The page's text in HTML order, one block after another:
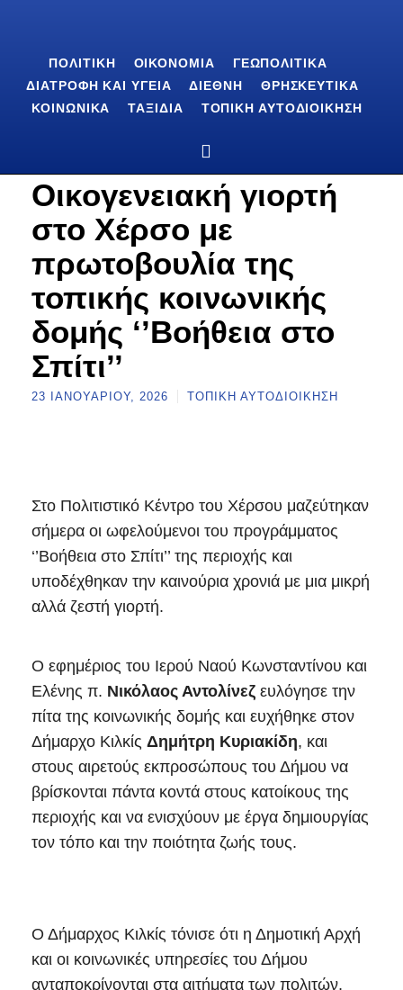
ΠΟΛΙΤΙΚΉ ΟΙΚΟΝΟΜΊΑ
ΓΕΩΠΟΛΙΤΙΚΆ
ΔΙΑΤΡΟΦΉ ΚΑΙ ΥΓΕΊΑ
ΔΙΕΘΝΉ
ΘΡΗΣΚΕΥΤΙΚΆ
ΚΟΙΝΩΝΙΚΆ
ΤΑΞΊΔΙΑ ΤΟΠΙΚΉ ΑΥΤΟΔΙΟΊΚΗΣΗ
Οικογενειακή γιορτή
στο Χέρσο με
πρωτοβουλία της
τοπικής κοινωνικής
δομής ‘’Βοήθεια στο
Σπίτι’’
23 ΙΑΝΟΥΑΡΊΟΥ, 2026 ΤΟΠΙΚΉ ΑΥΤΟΔΙΟΊΚΗΣΗ
Στο Πολιτιστικό Κέντρο του Χέρσου μαζεύτηκαν
σήμερα οι ωφελούμενοι του προγράμματος
‘’Βοήθεια στο Σπίτι’’ της περιοχής και
υποδέχθηκαν την καινούρια χρονιά με μια μικρή
αλλά ζεστή γιορτή.
Ο εφημέριος του Ιερού Ναού Κωνσταντίνου και
Ελένης π. Νικόλαος Αντολίνεζ ευλόγησε την
πίτα της κοινωνικής δομής και ευχήθηκε στον
Δήμαρχο Κιλκίς Δημήτρη Κυριακίδη, και
στους αιρετούς εκπροσώπους του Δήμου να
βρίσκονται πάντα κοντά στους κατοίκους της
περιοχής και να ενισχύουν με έργα δημιουργίας
τον τόπο και την ποιότητα ζωής τους.
Ο Δήμαρχος Κιλκίς τόνισε ότι η Δημοτική Αρχή
και οι κοινωνικές υπηρεσίες του Δήμου
ανταποκρίνονται στα αιτήματα των πολιτών,